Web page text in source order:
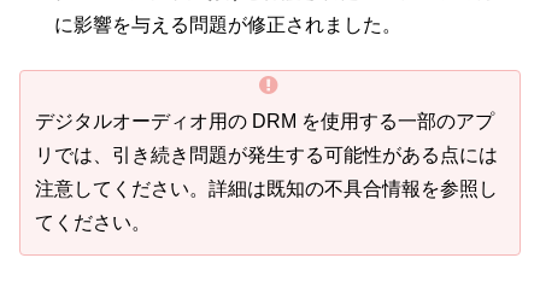
に影響を与える問題が修正されました。
デジタルオーディオ用の DRM を使用する一部のアプ
リでは、引き続き問題が発生する可能性がある点には
注意してください。詳細は既知の不具合情報を参照し
てください。